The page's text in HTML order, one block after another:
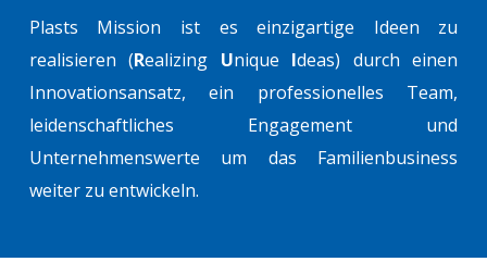
Plasts Mission ist es einzigartige Ideen zu
realisieren (Realizing Unique Ideas) durch einen
Innovationsansatz, ein professionelles Team,
leidenschaftliches Engagement und
Unternehmenswerte um das Familienbusiness
weiter zu entwickeln.